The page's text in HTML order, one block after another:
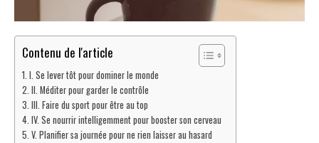
Contenu de l'article
I. Se lever tôt pour dominer le monde
II. Méditer pour garder le contrôle
III. Faire du sport pour être au top
IV. Se nourrir intelligemment pour booster son cerveau
V. Planifier sa journée pour ne rien laisser au hasard